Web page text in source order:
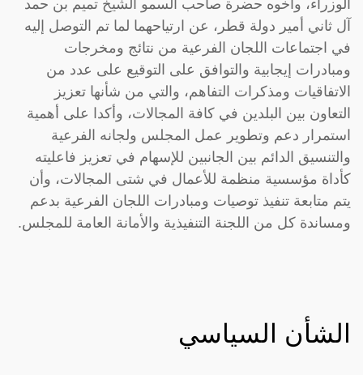
الوزراء، وأخوه حضرة صاحب السمو الشيخ تميم بن حمد
آل ثاني أمير دولة قطر، عن ارتياحهما لما تم التوصل إليه
في اجتماعات اللجان الفرعية من نتائج ومخرجات
ومبادرات إيجابية والتوافق على التوقيع على عدد من
الاتفاقيات ومذكرات التفاهم، والتي من شأنها تعزيز
التعاون بين البلدين في كافة المجالات، وأكدا على أهمية
استمرار دعم وتطوير عمل المجلس ولجانه الفرعية
والتنسيق الدائم بين الجانبين للإسهام في تعزيز فاعليته
كأداة مؤسسية منظمة للأعمال في شتى المجالات، وأن
يتم متابعة تنفيذ توصيات ومبادرات اللجان الفرعية بدعم
ومساندة كل من اللجنة التنفيذية والأمانة العامة للمجلس.
الشأن السياسي